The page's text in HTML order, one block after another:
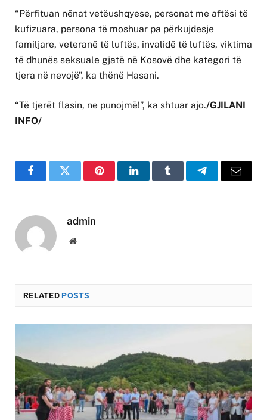
“Përfituan nënat vetëushqyese, personat me aftësi të
kufizuara, persona të moshuar pa përkujdesje
familjare, veteranë të luftës, invalidë të luftës, viktima
të dhunës seksuale gjatë në Kosovë dhe kategori të
tjera në nevojë”, ka thënë Hasani.
“Të tjerët flasin, ne punojmë!”, ka shtuar ajo./GJILANI
INFO/
FacebookTwitter PinterestLinkedInTumblr TelegramEmail
admin
Website
RELATEDPOSTS